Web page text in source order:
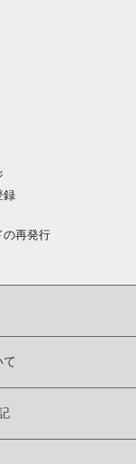
録
の再発行